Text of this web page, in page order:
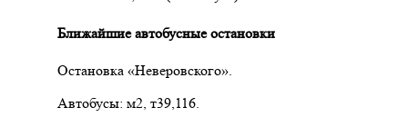
Ближайшие автобусные остановки
Остановка «Неверовского».
Автобусы: м2, т39,116.